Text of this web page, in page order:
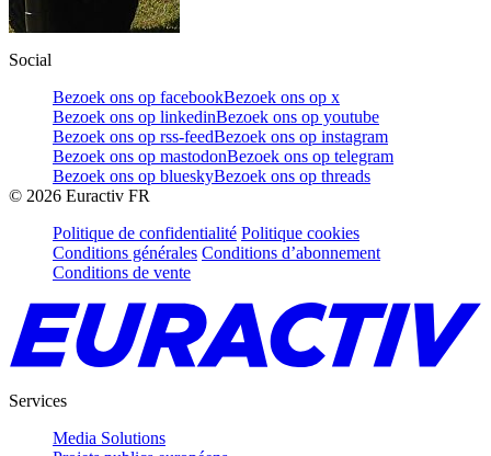
Social
Bezoek ons op facebookBezoek ons op x
Bezoek ons op linkedinBezoek ons op youtube
Bezoek ons op rss-feedBezoek ons op instagram
Bezoek ons op mastodonBezoek ons op telegram
Bezoek ons op blueskyBezoek ons op threads
© 2026 Euractiv FR
Politique de confidentialité Politique cookies
Conditions générales Conditions d’abonnement
Conditions de vente
Services
Media Solutions